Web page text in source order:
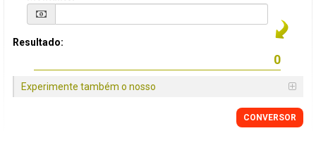
Resultado:
Experimente também o nosso
CONVERSOR